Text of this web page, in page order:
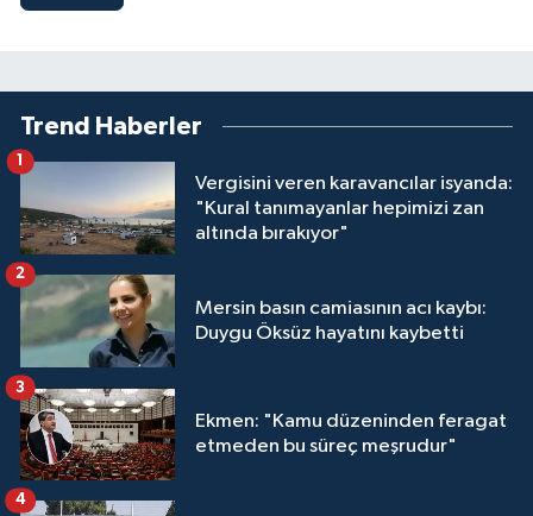
Trend Haberler
Vergisini veren karavancılar isyanda:
"Kural tanımayanlar hepimizi zan
altında bırakıyor"
Mersin basın camiasının acı kaybı:
Duygu Öksüz hayatını kaybetti
2
Ekmen: "Kamu düzeninden feragat
etmeden bu süreç meşrudur"
3
4